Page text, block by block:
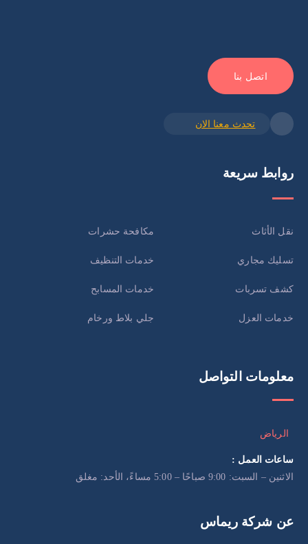
اتصل بنا
تحدث معنا الان
روابط سريعة
نقل الأثاث مكافحة حشرات
تسليك مجاري خدمات التنظيف
كشف تسربات خدمات المسابح
خدمات العزل جلي بلاط ورخام
معلومات التواصل
الرياض
ساعات العمل :
الاثنين – السبت: 9:00 صباحًا – 5:00 مساءً، الأحد: مغلق
عن شركة ريماس